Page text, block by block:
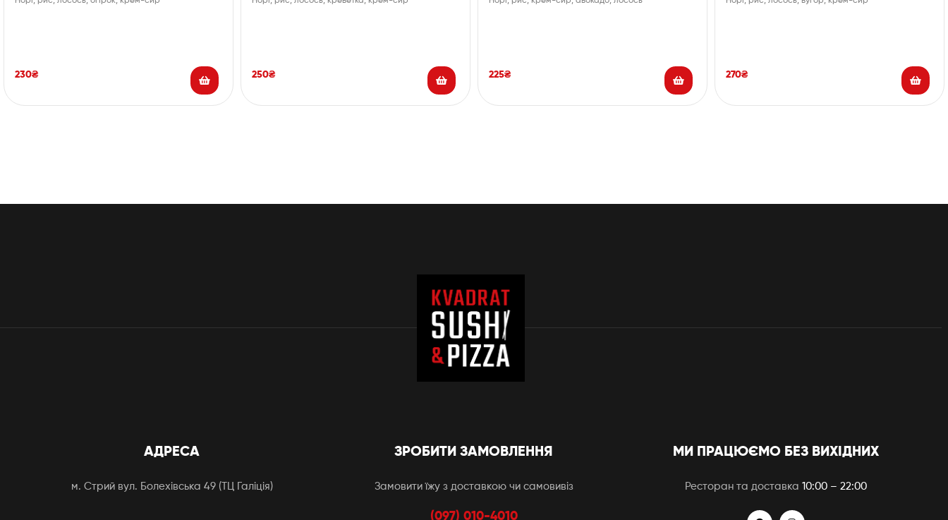
230₴ 250₴ 225₴ 270₴
АДРЕСА
м. Стрий вул. Болехівська 49 (ТЦ Галіція)
ЗРОБИТИ ЗАМОВЛЕННЯ
Замовити їжу з доставкою чи самовивіз
(097) 010-4010
МИ ПРАЦЮЄМО БЕЗ ВИХІДНИХ
Ресторан та доставка 10:00 – 22:00